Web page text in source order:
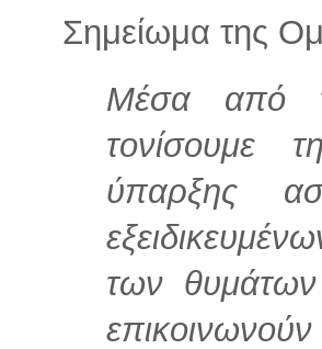
Σημείωμα της
Μέσα από
τονίσουμε
ύπαρξης
των